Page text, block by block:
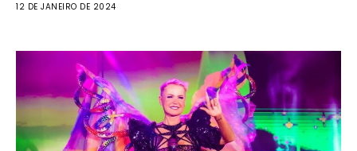
12 DE JANEIRO DE 2024